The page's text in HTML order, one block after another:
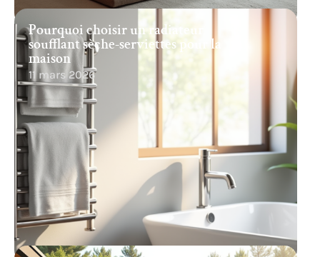
Pourquoi choisir un radiateur
soufflant sèche-serviettes pour la
maison
11 mars 2026